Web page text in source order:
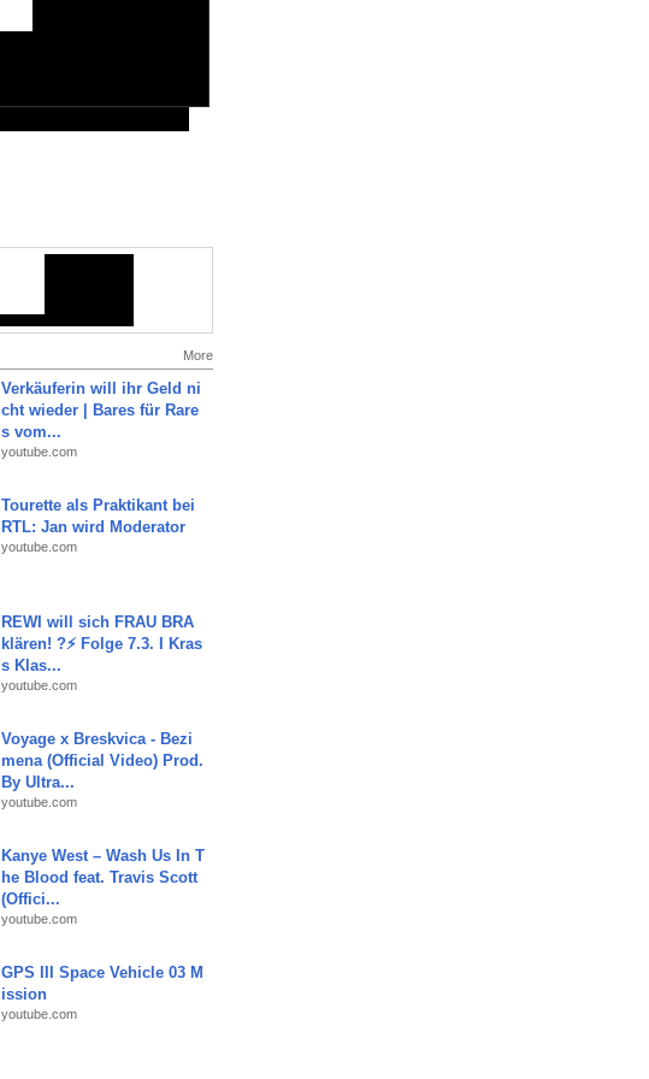
More
Verkäuferin will ihr Geld ni
cht wieder | Bares für Rare
s vom...
youtube.com
Tourette als Praktikant bei
RTL: Jan wird Moderator
youtube.com
REWI will sich FRAU BRA
klären! ?⚡️ Folge 7.3. I Kras
s Klas...
youtube.com
Voyage x Breskvica - Bezi
mena (Official Video) Prod.
By Ultra...
youtube.com
Kanye West – Wash Us In T
he Blood feat. Travis Scott
(Offici...
youtube.com
GPS III Space Vehicle 03 M
ission
youtube.com